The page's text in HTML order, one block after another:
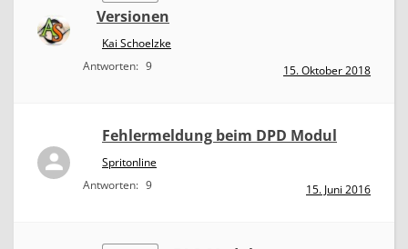
Versionen
Kai Schoelzke
Antworten: 9 15. Oktober 2018
Fehlermeldung beim DPD Modul
Spritonline
Antworten: 9 15. Juni 2016